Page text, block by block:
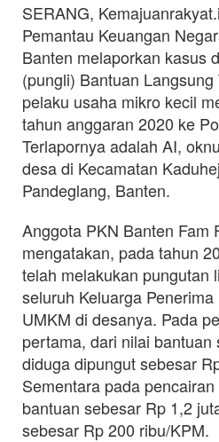
SERANG,
Pemantau Keuangan
Banten melaporkan kasus
(pungli) Bantuan
pelaku usaha mikro kecil
tahun anggaran 2020 ke
Terlapornya adalah AI,
desa di Kecamatan
Pandeglang, Banten.
Anggota PKN Banten Fam
mengatakan, pada tahun
telah melakukan pungutan
seluruh Keluarga
UMKM di desanya. Pada
pertama, dari nilai bantuan
diduga dipungut sebesar
Sementara pada
bantuan sebesar Rp 1,2
sebesar Rp 200 ribu/KPM.